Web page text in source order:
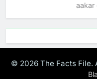
aakar
© 2026 The Facts File.